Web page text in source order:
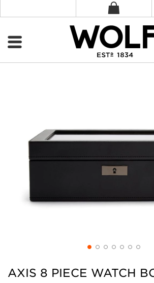
AXIS 8 PIECE WATCH